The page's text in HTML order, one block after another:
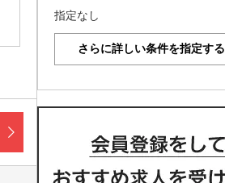
指定なし
さらに詳しい条件を指定する